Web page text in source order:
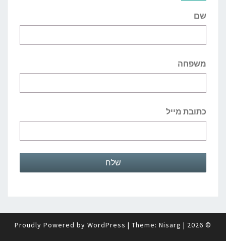
שם
משפחה
כתובת מייל
© 2026
|
Proudly Powered byWordPress |Theme:Nisarg